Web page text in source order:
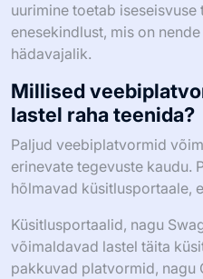
uurimine toetab iseseisvuse
enesekindlust, mis on
hädavajalik.
Millised
lastel raha teenida?
Paljud veebiplatvormid
erinevate tegevuste kaudu.
hõlmavad küsitlusportaale,
Küsitlusportaalid, nagu
võimaldavad lastel täita
pakkuvad platvormid, nagu